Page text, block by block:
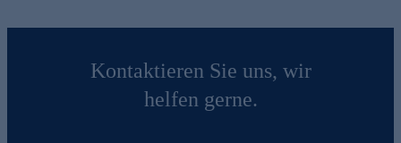
Kontaktieren Sie uns, wir
helfen gerne.